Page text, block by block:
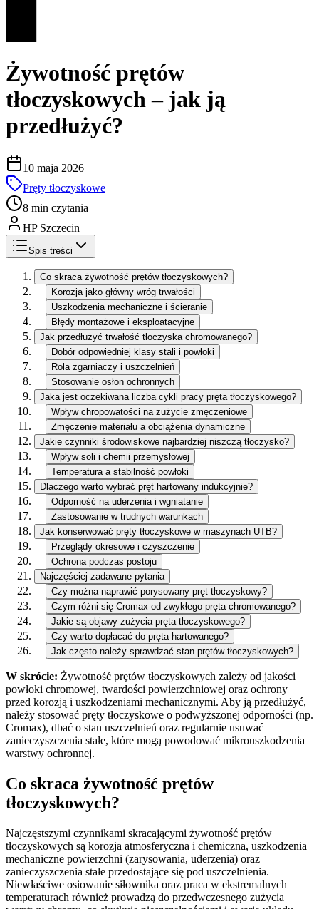
Żywotność prętów
tłoczyskowych – jak ją
przedłużyć?
10 maja 2026
Pręty tłoczyskowe
8 min czytania
HP Szczecin
Spis treści
Co skraca żywotność prętów tłoczyskowych?
Korozja jako główny wróg trwałości
Uszkodzenia mechaniczne i ścieranie
Błędy montażowe i eksploatacyjne
Jak przedłużyć trwałość tłoczyska chromowanego?
Dobór odpowiedniej klasy stali i powłoki
Rola zgarniaczy i uszczelnień
Stosowanie osłon ochronnych
Jaka jest oczekiwana liczba cykli pracy pręta tłoczyskowego?
Wpływ chropowatości na zużycie zmęczeniowe
Zmęczenie materiału a obciążenia dynamiczne
Jakie czynniki środowiskowe najbardziej niszczą tłoczysko?
Wpływ soli i chemii przemysłowej
Temperatura a stabilność powłoki
Dlaczego warto wybrać pręt hartowany indukcyjnie?
Odporność na uderzenia i wgniatanie
Zastosowanie w trudnych warunkach
Jak konserwować pręty tłoczyskowe w maszynach UTB?
Przeglądy okresowe i czyszczenie
Ochrona podczas postoju
Najczęściej zadawane pytania
Czy można naprawić porysowany pręt tłoczyskowy?
Czym różni się Cromax od zwykłego pręta chromowanego?
Jakie są objawy zużycia pręta tłoczyskowego?
Czy warto dopłacać do pręta hartowanego?
Jak często należy sprawdzać stan prętów tłoczyskowych?
W skrócie: Żywotność prętów tłoczyskowych zależy od jakości
powłoki chromowej, twardości powierzchniowej oraz ochrony
przed korozją i uszkodzeniami mechanicznymi. Aby ją przedłużyć,
należy stosować pręty tłoczyskowe o podwyższonej odporności (np.
Cromax), dbać o stan uszczelnień oraz regularnie usuwać
zanieczyszczenia stałe, które mogą powodować mikrouszkodzenia
warstwy ochronnej.
Co skraca żywotność prętów
tłoczyskowych?
Najczęstszymi czynnikami skracającymi żywotność prętów
tłoczyskowych są korozja atmosferyczna i chemiczna, uszkodzenia
mechaniczne powierzchni (zarysowania, uderzenia) oraz
zanieczyszczenia stałe przedostające się pod uszczelnienia.
Niewłaściwe osiowanie siłownika oraz praca w ekstremalnych
temperaturach również prowadzą do przedwczesnego zużycia